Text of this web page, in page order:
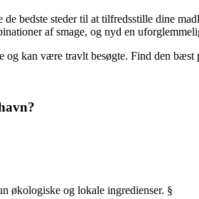
bedste steder til at tilfredsstille dine
af smage, og nyd en
kan være travlt besøgte. Find den
økologiske og lokale ingredienser. §